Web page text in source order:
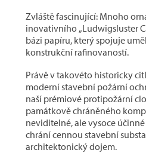
Zvláště fascinující: Mnoho
inovativního „Ludwigsluster
bázi papíru, který spojuje
konstrukční rafinovaností.
Právě v takovéto historicky
moderní stavební požární
naší prémiové protipožární
památkově chráněného
neviditelné, ale vysoce
chrání cennou stavební
architektonický dojem.